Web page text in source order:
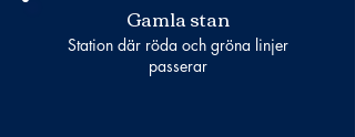
Gamla stan
Station där röda och gröna linjer
passerar